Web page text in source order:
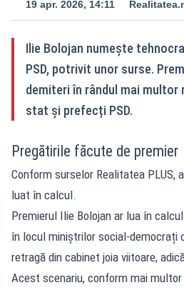
19 apr. 2026, 14:11
Ilie Bolojan numește
PSD, potrivit unor surse.
demiteri în rândul mai
stat și prefecți PSD.
Pregătirile făcute de premier
Conform surselor Realitatea PLUS,
luat în calcul.
Premierul Ilie Bolojan ar lua în
în locul miniștrilor social-democrați
retragă din cabinet joia viitoare,
Acest scenariu, conform mai